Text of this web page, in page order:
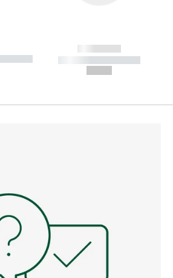
--------
------------
----------- -----------